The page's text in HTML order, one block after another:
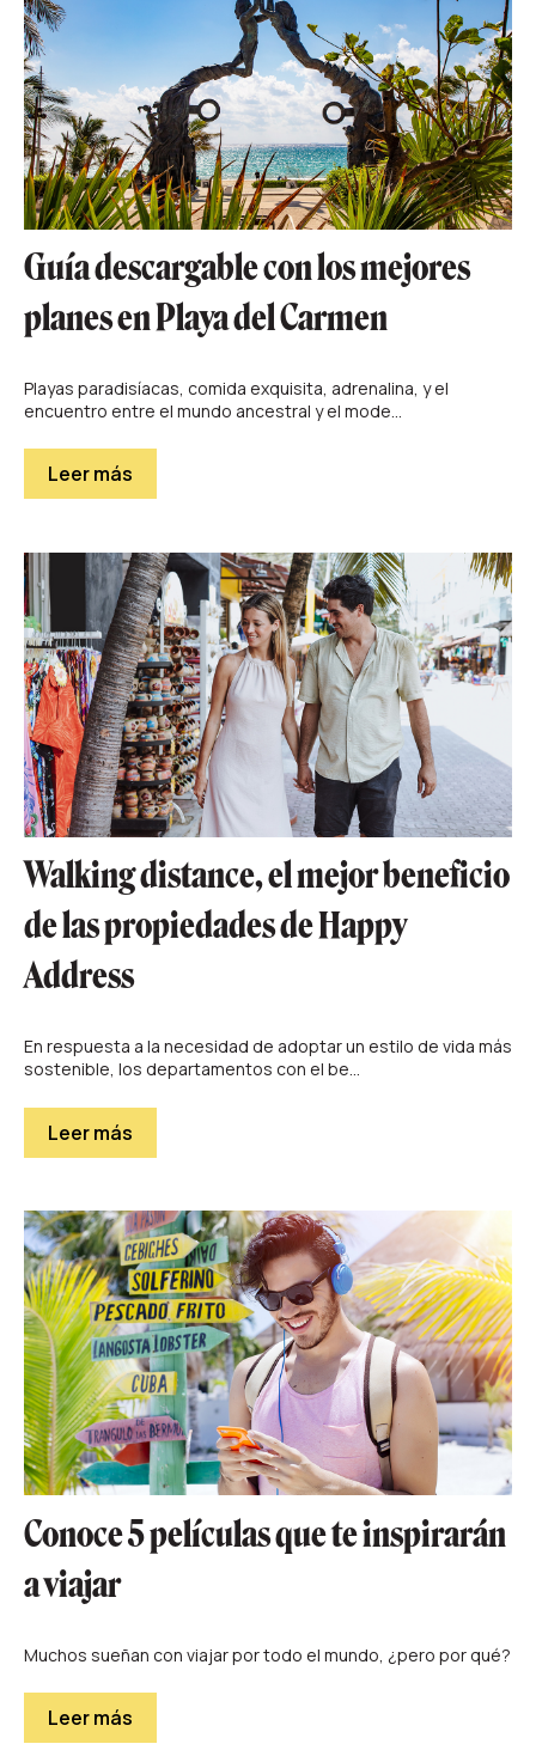
Guía descargable con los mejores
planes en Playa del Carmen
Playas paradisíacas, comida exquisita, adrenalina, y el
encuentro entre el mundo ancestral y el mode...
Leer más
Walking distance, el mejor beneficio
de las propiedades de Happy
Address
En respuesta a la necesidad de adoptar un estilo de vida más
sostenible, los departamentos con el be...
Leer más
Conoce 5 películas que te inspirarán
a viajar
Muchos sueñan con viajar por todo el mundo, ¿pero por qué?
Leer más